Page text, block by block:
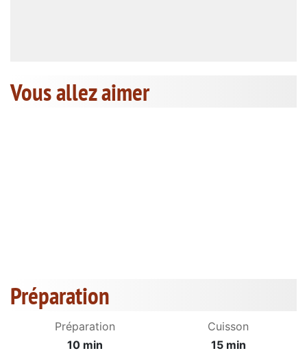
Vous allez aimer
Préparation
Préparation
10 min
Cuisson
15 min